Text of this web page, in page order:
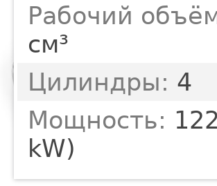
Рабочий
см³
Цилиндры: 4
Мощность:
kW)